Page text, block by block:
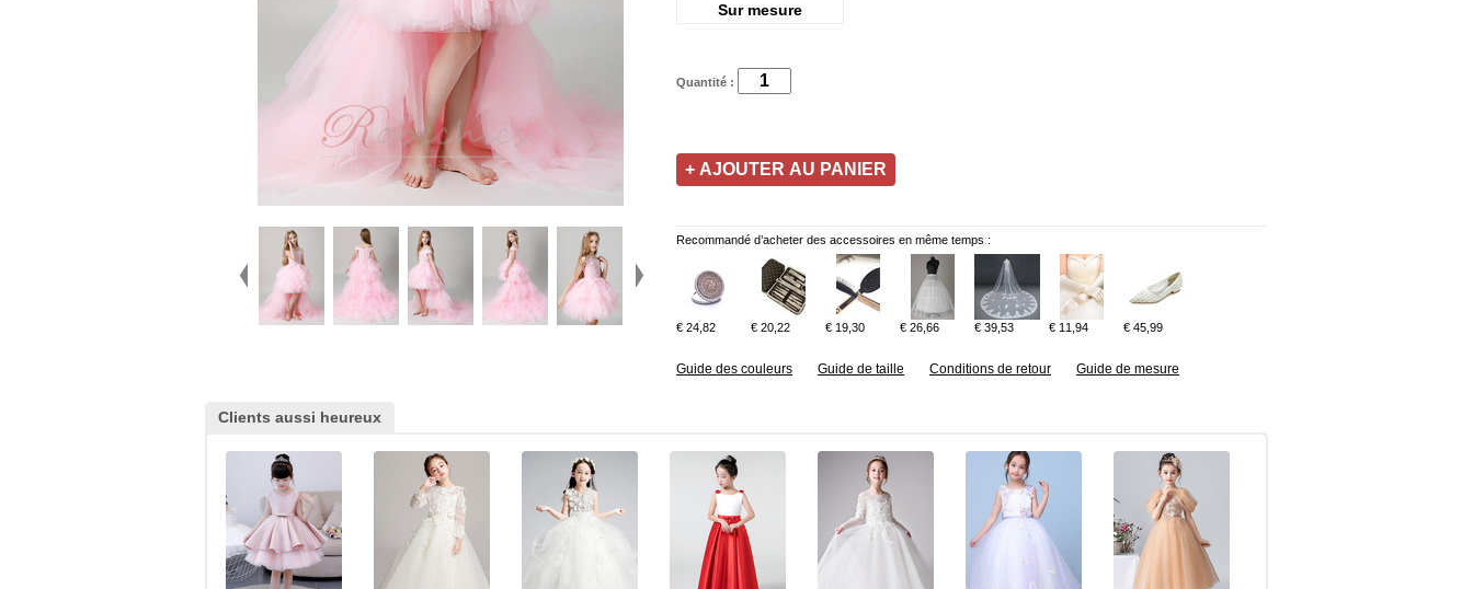
Sur mesure
Quantité :
Recommandé d’acheter des accessoires en même temps :
€ 24,82 € 20,22 € 19,30 € 26,66 € 39,53 € 11,94 € 45,99
Guide des couleurs Guide de taille Conditions de retour Guide de mesure
Clients aussi heureux